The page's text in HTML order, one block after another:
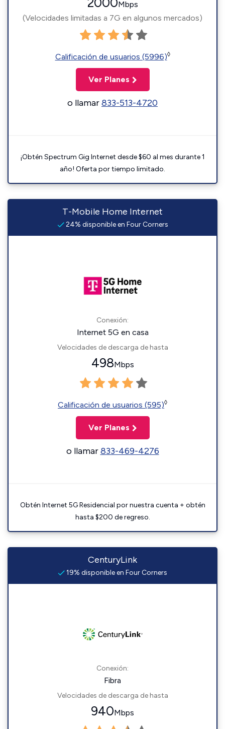
Mbps
(Velocidades limitadas a 7G en algunos mercados)
Calificación de usuarios (5996)◊
Ver Planes
o llamar833-513-4720
¡Obtén Spectrum Gig Internet desde $60 al mes durante 1
año! Oferta por tiempo limitado.
T-Mobile Home Internet
24% disponible en Four Corners
Conexión:
Internet 5G en casa
Velocidades de descarga de hasta
498Mbps
Calificación de usuarios (595)◊
Ver Planes
o llamar833-469-4276
Obtén Internet 5G Residencial por nuestra cuenta + obtén
hasta $200 de regreso.
CenturyLink
19% disponible en Four Corners
Conexión:
Fibra
Velocidades de descarga de hasta
940Mbps